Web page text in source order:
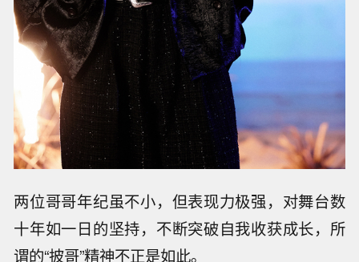
两位哥哥年纪虽不小，但表现力极强，对舞台数
十年如一日的坚持，不断突破自我收获成长，所
谓的“披哥”精神不正是如此。